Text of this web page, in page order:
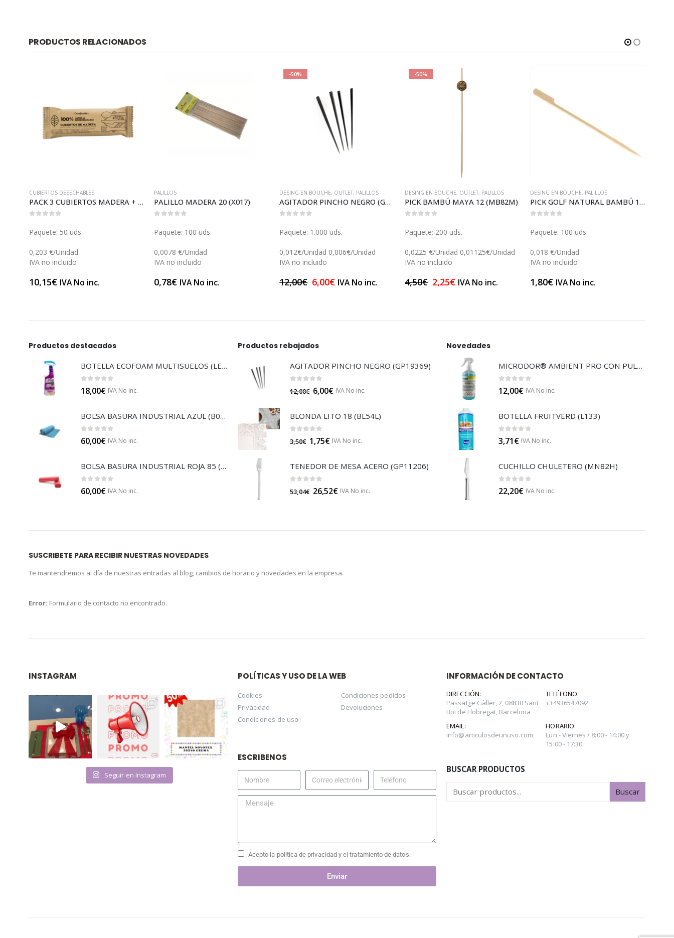
PRODUCTOS RELACIONADOS
CUBIERTOS DESECHABLES
PACK 3 CUBIERTOS MADERA + SERVILLETA + PALILLO (V064P)
Paquete: 50 uds.
0,203 €/Unidad
IVA no incluido
10,15€ IVA No inc.
PALILLOS
PALILLO MADERA 20 (X017)
Paquete: 100 uds.
0,0078 €/Unidad
IVA no incluido
0,78€ IVA No inc.
-50%
DESING EN BOUCHE, OUTLET, PALILLOS
AGITADOR PINCHO NEGRO (GP19369)
Paquete: 1.000 uds.
0,012€/Unidad 0,006€/Unidad
IVA no incluido
12,00€ 6,00€ IVA No inc.
-50%
DESING EN BOUCHE, OUTLET, PALILLOS
PICK BAMBÚ MAYA 12 (MB82M)
Paquete: 200 uds.
0,0225 €/Unidad 0,01125€/Unidad
IVA no incluido
4,50€ 2,25€ IVA No inc.
DESING EN BOUCHE, PALILLOS
PICK GOLF NATURAL BAMBÚ 15 (GP14202)
Paquete: 100 uds.
0,018 €/Unidad
IVA no incluido
1,80€ IVA No inc.
Productos destacados
BOTELLA ECOFOAM MULTISUELOS (LECOF12)
0 out of 5
18,00€ IVA No inc.
BOLSA BASURA INDUSTRIAL AZUL (B014A)
0out of 5
60,00€ IVA No inc.
BOLSA BASURA INDUSTRIAL ROJA 85 (B014)
0out of 5
60,00€ IVA No inc.
Productos rebajados
AGITADOR PINCHO NEGRO (GP19369)
out of 5
12,00€ 6,00€ IVA No inc.
BLONDA LITO 18 (BL54L)
out of 5
3,50€ 1,75€ IVA No inc.
TENEDOR DE MESA ACERO (GP11206)
out of 5
53,04€ 26,52€ IVA No inc.
Novedades
MICRODOR® AMBIENT PRO CON PULVERIZADOR (LB08)
0 out of 5
12,00€ IVA No inc.
BOTELLA FRUITVERD (L133)
0 out of 5
3,71€ IVA No inc.
CUCHILLO CHULETERO (MN82H)
0 out of 5
22,20€ IVA No inc.
SUSCRIBETE PARA RECIBIR NUESTRAS NOVEDADES
Te mantendremos al día de nuestras entradas al blog, cambios de horario y novedades en la empresa.
Error: Formulario de contacto no encontrado.
INSTAGRAM
Seguir en Instagram
POLÍTICAS Y USO DE LA WEB
Cookies
Privacidad
Condiciones de uso
Condiciones pedidos
Devoluciones
ESCRIBENOS
Acepto la política de privacidad y el tratamiento de datos.
Enviar
INFORMACIÓN DE CONTACTO
DIRECCIÓN:
Passatge Gàller, 2, 08830 Sant
Boi de Llobregat, Barcelona
TELÉFONO:
+34936547092
EMAIL:
info@articulosdeunuso.com
HORARIO:
Lun - Viernes / 8:00 - 14:00 y
15:00 - 17:30
BUSCAR PRODUCTOS
Buscar